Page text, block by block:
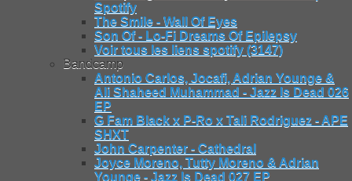
Spotify
The Smile - Wall Of Eyes
Son Of - Lo-Fi Dreams Of Epilepsy
Voir tous les liens spotify (3147)
Bandcamp
Antonio Carlos, Jocafi, Adrian Younge &
Ali Shaheed Muhammad - Jazz Is Dead 026
EP
G Fam Black x P-Ro x Tali Rodriguez - APE
SHXT
John Carpenter - Cathedral
Joyce Moreno, Tutty Moreno & Adrian
Younge - Jazz Is Dead 027 EP